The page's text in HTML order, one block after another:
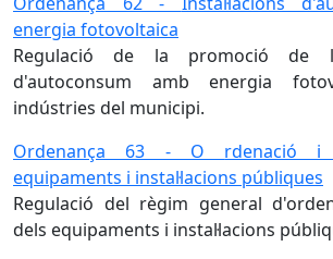
energia fotovoltaica
Regulació de la promoció de
d'autoconsum amb energia
indústries del municipi.
Ordenança 63 - O rdenació i
equipaments i instal·lacions públiques
Regulació del règim general
dels equipaments i instal·lacions